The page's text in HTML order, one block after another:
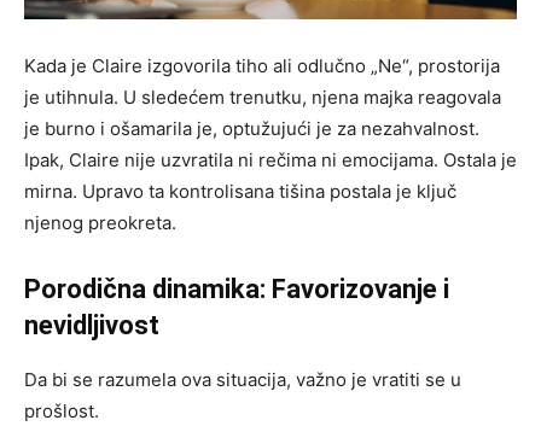
Kada je Claire izgovorila tiho ali odlučno „Ne“, prostorija
je utihnula. U sledećem trenutku, njena majka reagovala
je burno i ošamarila je, optužujući je za nezahvalnost.
Ipak, Claire nije uzvratila ni rečima ni emocijama. Ostala je
mirna. Upravo ta kontrolisana tišina postala je ključ
njenog preokreta.
Porodična dinamika: Favorizovanje i
nevidljivost
Da bi se razumela ova situacija, važno je vratiti se u
prošlost.